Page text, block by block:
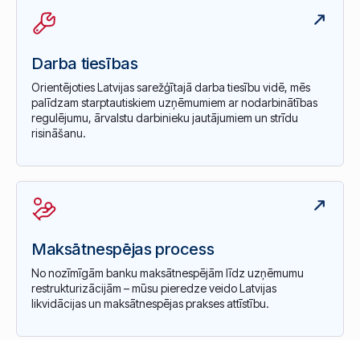
Darba tiesības
Orientējoties Latvijas sarežģītajā darba tiesību vidē, mēs
palīdzam starptautiskiem uzņēmumiem ar nodarbinātības
regulējumu, ārvalstu darbinieku jautājumiem un strīdu
risināšanu.
Maksātnespējas process
No nozīmīgām banku maksātnespējām līdz uzņēmumu
restrukturizācijām – mūsu pieredze veido Latvijas
likvidācijas un maksātnespējas prakses attīstību.